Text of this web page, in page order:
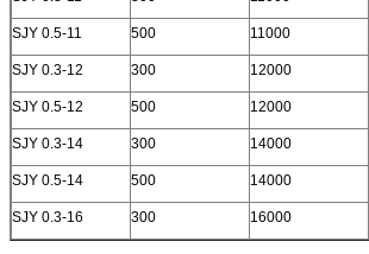
SJY 0.5-11 500 11000
SJY 0.3-12 300 12000
SJY 0.5-12 500 12000
SJY 0.3-14 300 14000
SJY 0.5-14 500 14000
SJY 0.3-16 300 16000